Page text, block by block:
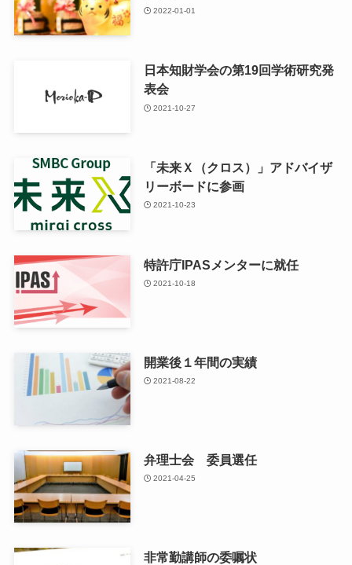
2022-01-01
日本知財学会の第19回学術研究発
表会
2021-10-27
「未来Ｘ（クロス）」アドバイザ
リーボードに参画
2021-10-23
特許庁IPASメンターに就任
2021-10-18
開業後１年間の実績
2021-08-22
弁理士会 委員選任
2021-04-25
非常勤講師の委嘱状